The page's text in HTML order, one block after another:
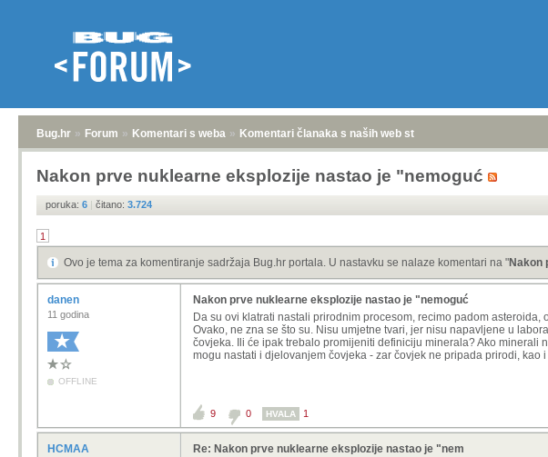
Bug.hr » Forum » Komentari s weba » Komentari članaka s naših web stranica
Nakon prve nuklearne eksplozije nastao je "nemoguć
poruka: 6 | čitano: 3.724
1
Ovo je tema za komentiranje sadržaja Bug.hr portala. U nastavku se nalaze komentari na "Nakon
danen
11 godina
OFFLINE
Nakon prve nuklearne eksplozije nastao je "nemoguć
Da su ovi klatrati nastali prirodnim procesom, recimo padom
Ovako, ne zna se što su. Nisu umjetne tvari, jer nisu napavljene u
čovjeka. Ili će ipak trebalo promijeniti definiciju minerala? Ako
mogu nastati i djelovanjem čovjeka - zar čovjek ne pripada prirodi, kao
9 0 HVALA 1
HCMAA
Re: Nakon prve nuklearne eksplozije nastao je "nem